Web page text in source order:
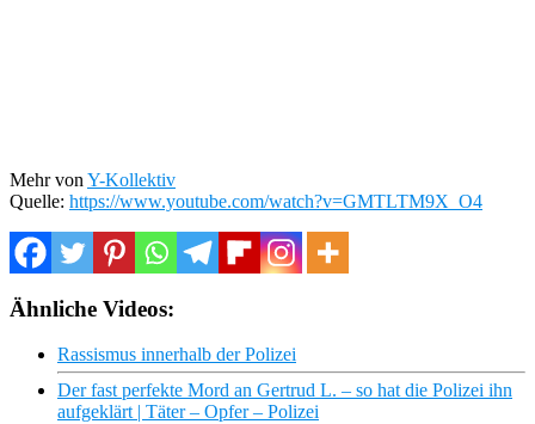
Mehr von Y-Kollektiv
Quelle: https://www.youtube.com/watch?v=GMTLTM9X_O4
Ähnliche Videos:
Rassismus innerhalb der Polizei
Der fast perfekte Mord an Gertrud L. – so hat die Polizei ihn
aufgeklärt | Täter – Opfer – Polizei